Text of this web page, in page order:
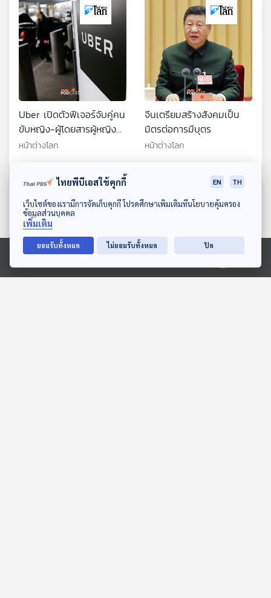
ดาวน์โหลด Thai PBS Podcast Application
Ⓒ 2020 องค์การกระจายเสียงและแพร่ภาพสาธารณะแห่งประเทศไทย
Uber เปิดตัวฟีเจอร์จับคู่คน
ขับหญิง-ผู้โดยสารผู้หญิง
ทั่วสหรัฐฯ
หน้าต่างโลก
จีนเตรียมสร้างสังคมเป็น
มิตรต่อการมีบุตร
หน้าต่างโลก
ตอนที่เกี่ยวข้อง
ไทยพีบีเอสใช้คุกกี้ EN TH
เว็บไซต์ของเรามีการจัดเก็บคุกกี้ โปรดศึกษาเพิ่มเติมที่นโยบายคุ้มครอง
ข้อมูลส่วนบุคคล
เพิ่มเติม
ยอมรับทั้งหมด ไม่ยอมรับทั้งหมด ปิด